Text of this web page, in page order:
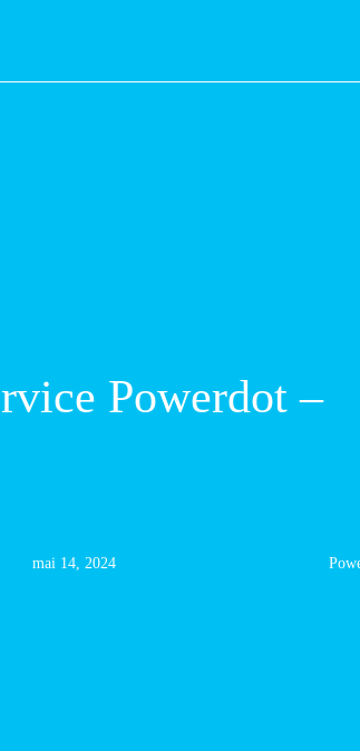
A propos de
service
– Avril 2024
mai 14, 2024